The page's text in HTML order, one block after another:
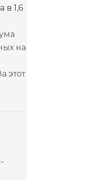
в 1,6
на
этот